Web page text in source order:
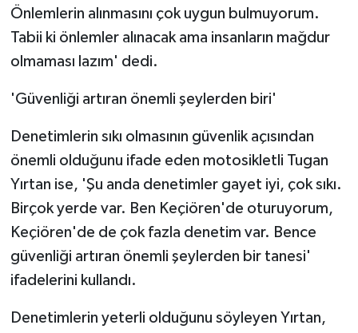
Önlemlerin alınmasını çok uygun bulmuyorum.
Tabii ki önlemler alınacak ama insanların mağdur
olmaması lazım' dedi.
'Güvenliği artıran önemli şeylerden biri'
Denetimlerin sıkı olmasının güvenlik açısından
önemli olduğunu ifade eden motosikletli Tugan
Yırtan ise, 'Şu anda denetimler gayet iyi, çok sıkı.
Birçok yerde var. Ben Keçiören'de oturuyorum,
Keçiören'de de çok fazla denetim var. Bence
güvenliği artıran önemli şeylerden bir tanesi'
ifadelerini kullandı.
Denetimlerin yeterli olduğunu söyleyen Yırtan,